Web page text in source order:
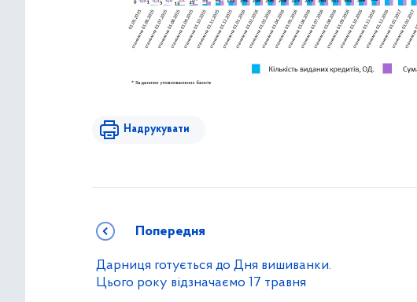
Надрукувати
Попередня
Дарниця готується до Дня вишиванки.
Цього року відзначаємо 17 травня